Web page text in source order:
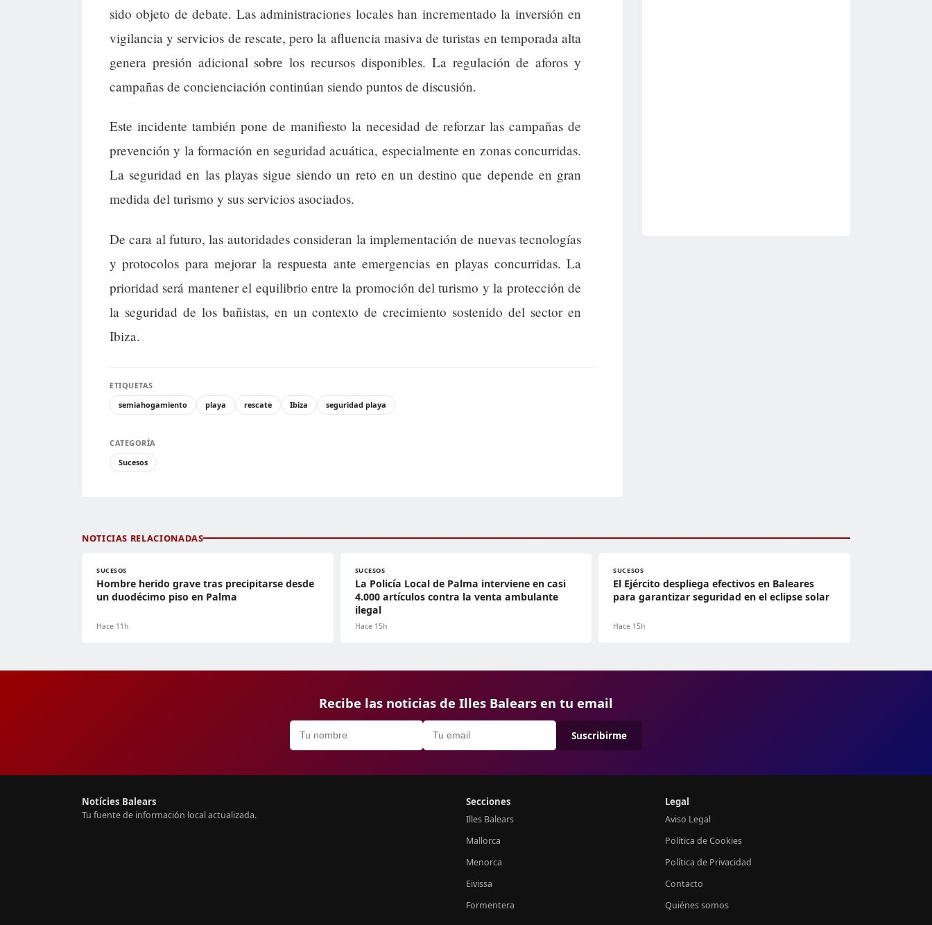
sido objeto de debate. Las administraciones locales han incrementado la inversión en
vigilancia y servicios de rescate, pero la afluencia masiva de turistas en temporada alta
genera presión adicional sobre los recursos disponibles. La regulación de aforos y
campañas de concienciación continúan siendo puntos de discusión.
Este incidente también pone de manifiesto la necesidad de reforzar las campañas de
prevención y la formación en seguridad acuática, especialmente en zonas concurridas.
La seguridad en las playas sigue siendo un reto en un destino que depende en gran
medida del turismo y sus servicios asociados.
De cara al futuro, las autoridades consideran la implementación de nuevas tecnologías
y protocolos para mejorar la respuesta ante emergencias en playas concurridas. La
prioridad será mantener el equilibrio entre la promoción del turismo y la protección de
la seguridad de los bañistas, en un contexto de crecimiento sostenido del sector en
Ibiza.
ETIQUETAS
semiahogamiento
playa rescate Ibiza seguridad playa
CATEGORÍA
Sucesos
NOTICIAS RELACIONADAS
SUCESOS
Hombre herido grave tras precipitarse desde
un duodécimo piso en Palma
Hace 11h
SUCESOS
La Policía Local de Palma interviene en casi
4.000 artículos contra la venta ambulante
ilegal
Hace 15h
SUCESOS
El Ejército despliega efectivos en Baleares
para garantizar seguridad en el eclipse solar
Hace 15h
Recibe las noticias de Illes Balears en tu email
Suscribirme
Notícies Balears
Tu fuente de información local actualizada.
Secciones
Illes Balears
Mallorca
Menorca
Eivissa
Formentera
Legal
Aviso Legal
Política de Cookies
Política de Privacidad
Contacto
Quiénes somos